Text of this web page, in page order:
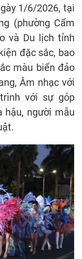
1/6/2026, tại
(phường Cẩm
và Du lịch tỉnh
đặc sắc, bao
màu biển đảo
Âm nhạc với
với sự góp
hậu, người mẫu